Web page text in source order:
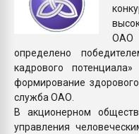
определено
кадрового
формирование
служба ОАО.
В акционерном
управления